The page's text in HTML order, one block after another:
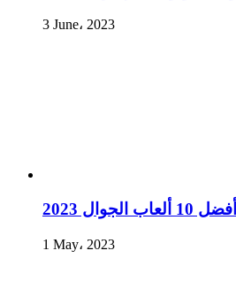
3 June، 2023
2023
1 May، 2023